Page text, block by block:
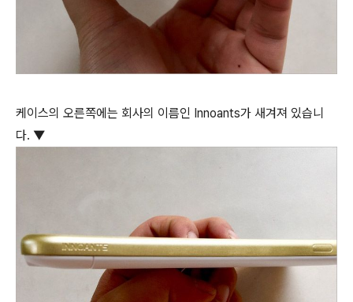
케이스의 오른쪽에는 회사의 이름인 Innoants가 새겨져 있습니
다. ▼